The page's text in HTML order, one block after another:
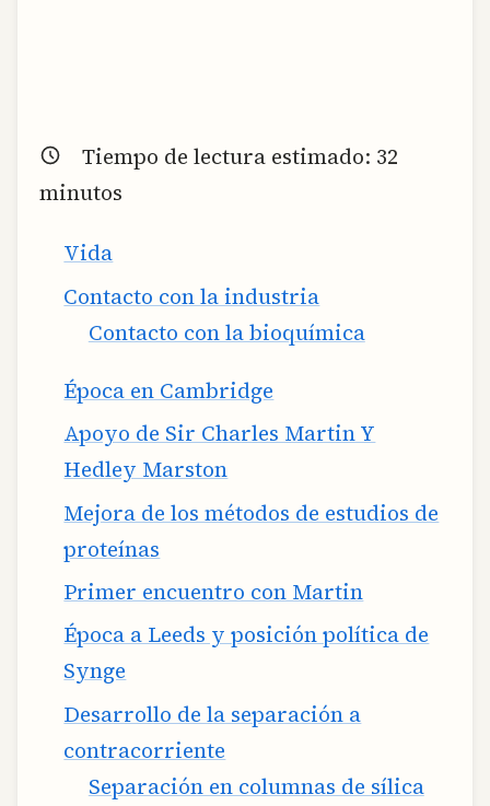
Tiempo de lectura estimado: 32
minutos
Vida
Contacto con la industria
Contacto con la bioquímica
Época en Cambridge
Apoyo de Sir Charles Martin Y
Hedley Marston
Mejora de los métodos de estudios de
proteínas
Primer encuentro con Martin
Época a Leeds y posición política de
Synge
Desarrollo de la separación a
contracorriente
Separación en columnas de sílica